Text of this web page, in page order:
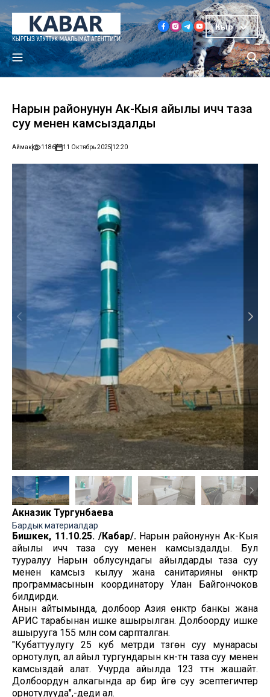
Кыр
Нарын районунун Ак-Кыя айылы ичүүчү таза
суу менен камсыздалды
Аймак 1186 11 Октябрь 2025 12:20
Акназик Тургунбаева
Бардык материалдар
Бишкек, 11.10.25. /Кабар/. Нарын районунун Ак-Кыя
айылы ичүүчү таза суу менен камсыздалды. Бул
тууралуу Нарын облусундагы айылдарды таза суу
менен камсыз кылуу жана санитарияны өнүктүрүү
программасынын координатору Улан Байгончоков
билдирди.
Анын айтымында, долбоор Азия өнүктүрүү банкы жана
АРИС тарабынан ишке ашырылган. Долбоорду ишке
ашырууга 155 млн сом сарпталган.
"Кубаттуулугу 25 куб метрди түзгөн суу мунарасы
орнотулуп, ал айыл тургундарын күнү-түнү таза суу менен
камсыздай алат. Учурда айылда 123 түтүн жашайт.
Долбоордун алкагында ар бир үйгө суу эсептегичтер
орнотулууда",-деди ал.